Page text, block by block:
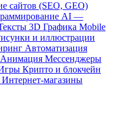
сайтов (SEO, GEO)
AI —
3D Графика Mobile
и иллюстрации
Автоматизация
Анимация Мессенджеры
Крипто и блокчейн
Интернет-магазины